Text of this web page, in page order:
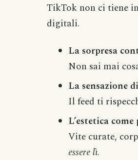
TikTok non ci tiene
digitali.
La sorpresa
Non sai mai
La sensazione
Il feed ti
L’estetica come
Vite curate,
essere lì.